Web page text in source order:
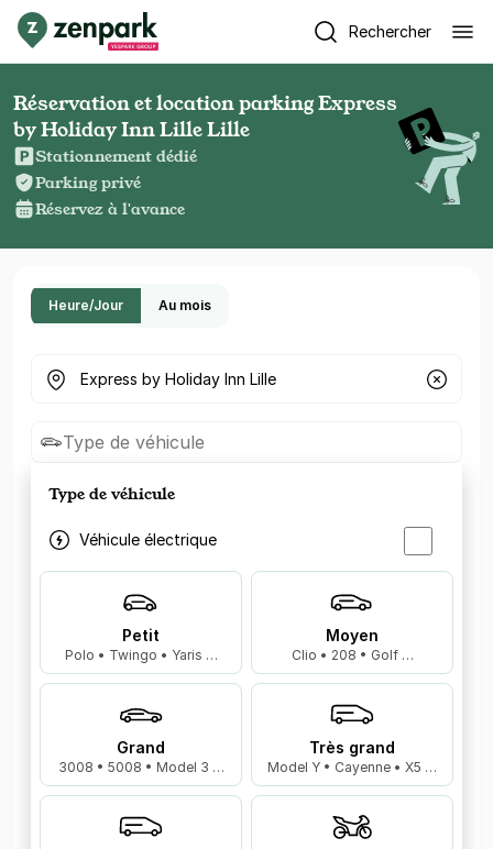
Rechercher
Réservation et location parking Express
by Holiday Inn Lille Lille
Stationnement dédié
Parking privé
Réservez à l'avance
Heure/Jour Au mois
Où cherchez-vous un parking ?
Type de véhicule
Type de véhicule
Véhicule électrique
Petit
Polo • Twingo • Yaris …
Moyen
Clio • 208 • Golf …
Grand
3008 • 5008 • Model 3 …
Très grand
Model Y • Cayenne • X5 …